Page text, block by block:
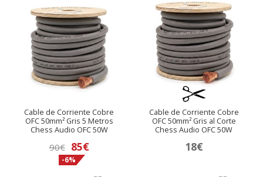
Cable de Corriente Cobre
OFC 50mm² Gris 5 Metros
Chess Audio OFC 50W
90€ El
precio
85€El
-6%
Cable de Corriente Cobre
OFC 50mm² Gris al Corte
Chess Audio OFC 50W
18€